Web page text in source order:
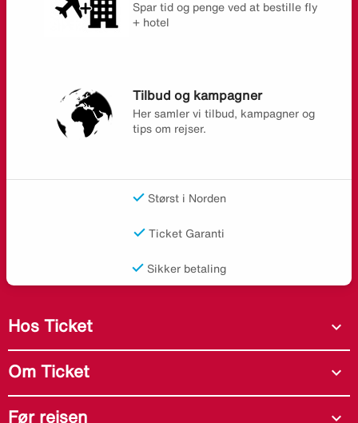
Spar tid og penge ved at bestille fly
+ hotel
Tilbud og kampagner
Her samler vi tilbud, kampagner og
tips om rejser.
Størst i Norden
Ticket Garanti
Sikker betaling
Hos Ticket expand_more
Om Ticket expand_more
Før rejsen expand_more